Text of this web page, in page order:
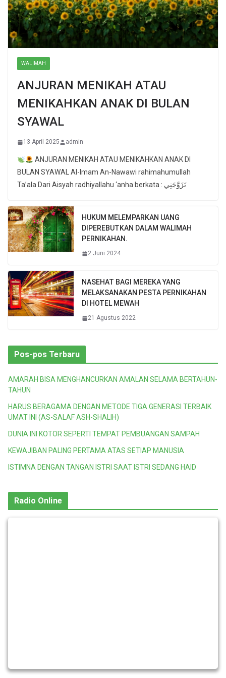
WALIMAH
ANJURAN MENIKAH ATAU
MENIKAHKAN ANAK DI BULAN
SYAWAL
13 April 2025 admin
ANJURAN MENIKAH ATAU MENIKAHKAN ANAK DI
BULAN SYAWAL Al-Imam An-Nawawi rahimahumullah
Ta’ala Dari Aisyah radhiyallahu ‘anha berkata : تَزَوَّجَنِي
HUKUM MELEMPARKAN UANG
DIPEREBUTKAN DALAM WALIMAH
PERNIKAHAN.
2 Juni 2024
NASEHAT BAGI MEREKA YANG
MELAKSANAKAN PESTA PERNIKAHAN
DI HOTEL MEWAH
21 Agustus 2022
Pos-pos Terbaru
AMARAH BISA MENGHANCURKAN AMALAN SELAMA BERTAHUN-
TAHUN
HARUS BERAGAMA DENGAN METODE TIGA GENERASI TERBAIK
UMAT INI (AS-SALAF ASH-SHALIH)
DUNIA INI KOTOR SEPERTI TEMPAT PEMBUANGAN SAMPAH
KEWAJIBAN PALING PERTAMA ATAS SETIAP MANUSIA
ISTIMNA DENGAN TANGAN ISTRI SAAT ISTRI SEDANG HAID
Radio Online